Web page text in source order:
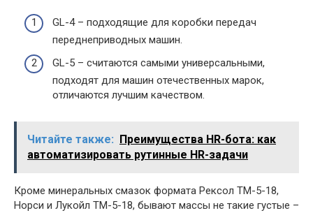
GL-4 – подходящие для коробки передач
переднеприводных машин.
GL-5 – считаются самыми универсальными,
подходят для машин отечественных марок,
отличаются лучшим качеством.
Читайте также: Преимущества HR-бота: как
автоматизировать рутинные HR-задачи
Кроме минеральных смазок формата Рексол ТМ-5-18,
Норси и Лукойл ТМ-5-18, бывают массы не такие густые –